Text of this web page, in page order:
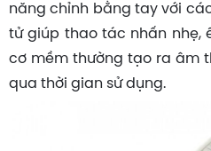
năng chỉnh bằng tay với
tử giúp thao tác nhấn nhẹ,
cơ mềm thường tạo ra âm
qua thời gian sử dụng.